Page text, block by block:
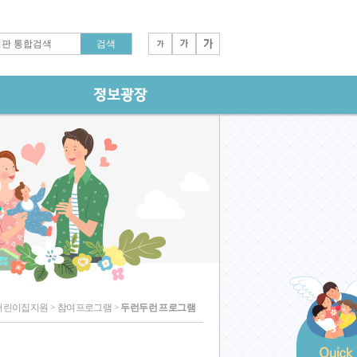
린이집지원 > 참여프로그램 > 두런두런 프로그램